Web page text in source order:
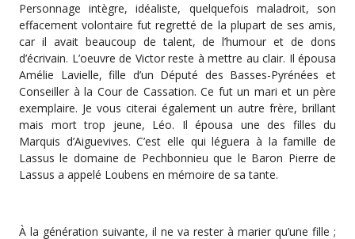
Personnage intègre, idéaliste, quelquefois maladroit, son
effacement volontaire fut regretté de la plupart de ses amis,
car il avait beaucoup de talent, de l’humour et de dons
d’écrivain. L’oeuvre de Victor reste à mettre au clair. Il épousa
Amélie Lavielle, fille d’un Député des Basses-Pyrénées et
Conseiller à la Cour de Cassation. Ce fut un mari et un père
exemplaire. Je vous citerai également un autre frère, brillant
mais mort trop jeune, Léo. Il épousa une des filles du
Marquis d’Aiguevives. C’est elle qui léguera à la famille de
Lassus le domaine de Pechbonnieu que le Baron Pierre de
Lassus a appelé Loubens en mémoire de sa tante.
À la génération suivante, il ne va rester à marier qu’une fille ;